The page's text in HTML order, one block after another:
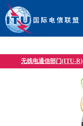
无线电通信部门(ITU-R)